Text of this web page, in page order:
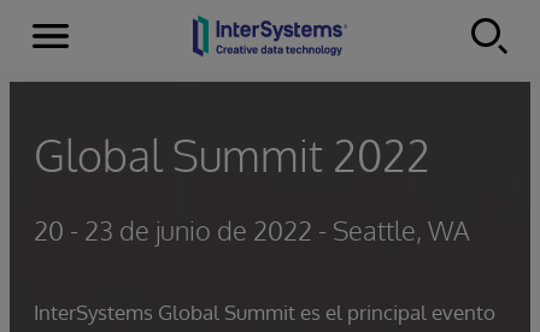
Skip to content
Secciones
Global Summit 2022
20 - 23 de junio de 2022 - Seattle, WA
InterSystems Global Summit es el principal evento